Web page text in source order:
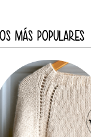
MÁS POPULARES